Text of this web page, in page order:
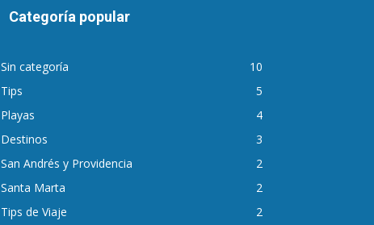
Categoría popular
Sin categoría
10
Tips
5
Playas
4
Destinos
3
San Andrés y Providencia
2
Santa Marta
2
Tips de Viaje
2